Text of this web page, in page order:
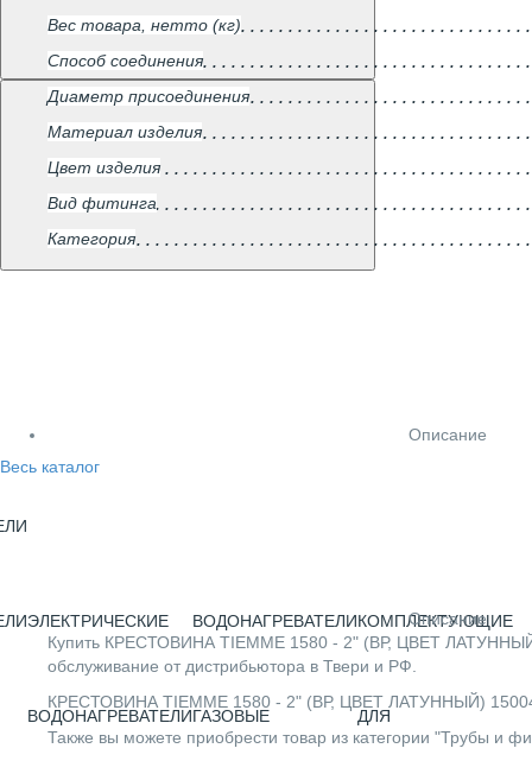
Весь каталог
ЭЛЕКТРИЧЕСКИЕ
ВОДОНАГРЕВАТЕЛИ
ВОДОНАГРЕВАТЕЛИ
ГАЗОВЫЕ
КОМПЛЕКТУЮЩИЕ
ДЛЯ
Вес товара, нетто (кг)
Способ соединения
Диаметр присоединения
Материал изделия
Цвет изделия
Вид фитинга
Категория
Описание
Описание
Купить КРЕСТОВИНА TIEMME 1580 - 2" (ВР, ЦВЕТ
обслуживание от дистрибьютора в Твери и РФ.
КРЕСТОВИНА TIEMME 1580 - 2" (ВР, ЦВЕТ ЛАТУННЫЙ)
Также вы можете приобрести товар из категории "Трубы и